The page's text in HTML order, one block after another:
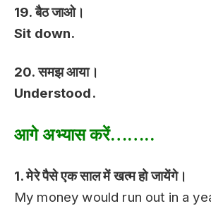
19. बैठ जाओ।
Sit down.
20. समझ आया।
Understood.
आगे अभ्यास करें……..
1. मेरे पैसे एक साल में खत्म हो जायेंगे।
My money would run out in a